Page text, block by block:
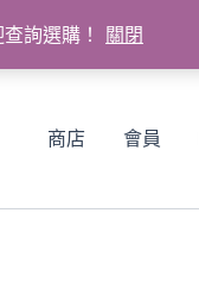
詢選購！ 關閉
商店 會員